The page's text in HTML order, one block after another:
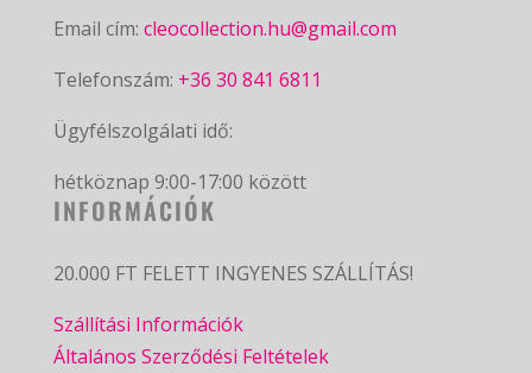
Email cím: cleocollection.hu@gmail.com
Telefonszám: +36 30 841 6811
Ügyfélszolgálati idő:
hétköznap 9:00-17:00 között
INFORMÁCIÓK
20.000 FT FELETT INGYENES SZÁLLÍTÁS!
Szállítási Információk
Általános Szerződési Feltételek